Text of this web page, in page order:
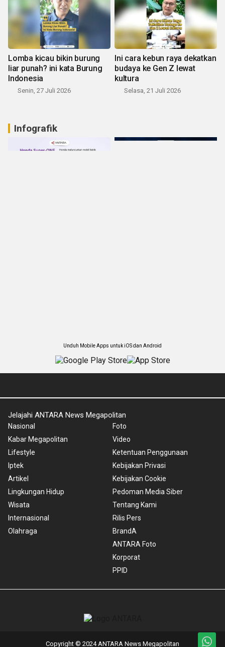
Lomba kicau bikin burung
liar punah? ini kata Burung
Indonesia
Senin, 27 Juli 2026
Ini cara kebun raya dekatkan
budaya ke Gen Z lewat
kultura
Selasa, 21 Juli 2026
Infografik
Unduh Mobile Apps untuk iOS dan Android
Jelajahi ANTARA News Megapolitan
Nasional
Kabar Megapolitan
Lifestyle
Iptek
Artikel
Lingkungan Hidup
Wisata
Internasional
Olahraga
Foto
Video
Ketentuan Penggunaan
Kebijakan Privasi
Kebijakan Cookie
Pedoman Media Siber
Tentang Kami
Rilis Pers
BrandA
ANTARA Foto
Korporat
PPID
Copyright © 2024 ANTARA News Megapolitan